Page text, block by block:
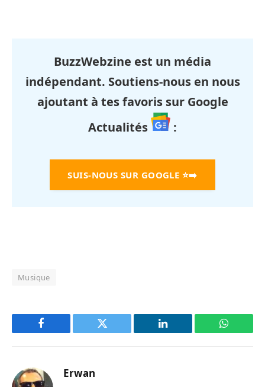
BuzzWebzine est un média
indépendant. Soutiens-nous en nous
ajoutant à tes favoris sur Google
Actualités
:
SUIS-NOUS SUR GOOGLE ⭐➡️
Musique
Facebook Twitter LinkedIn
Erwan